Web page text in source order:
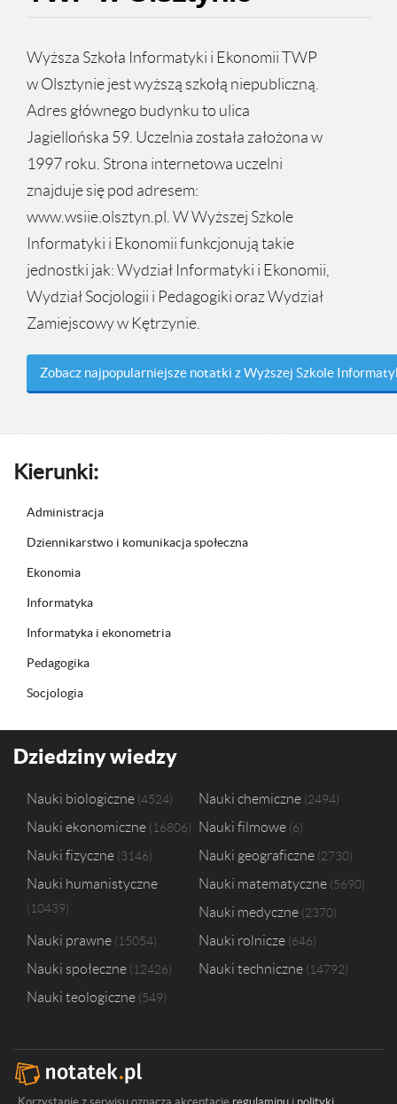
Wyższa Szkoła Informatyki i Ekonomii TWP
w Olsztynie jest wyższą szkołą niepubliczną.
Adres głównego budynku to ulica
Jagiellońska 59. Uczelnia została założona w
1997 roku. Strona internetowa uczelni
znajduje się pod adresem:
www.wsiie.olsztyn.pl. W Wyższej Szkole
Informatyki i Ekonomii funkcjonują takie
jednostki jak: Wydział Informatyki i Ekonomii,
Wydział Socjologii i Pedagogiki oraz Wydział
Zamiejscowy w Kętrzynie.
Zobacz najpopularniejsze notatki z Wyższej Szkole
Kierunki:
Administracja
Dziennikarstwo i komunikacja społeczna
Ekonomia
Informatyka
Informatyka i ekonometria
Pedagogika
Socjologia
Dziedziny wiedzy
Nauki biologiczne 4524 Nauki chemiczne 2494
Nauki ekonomiczne 16806 Nauki filmowe 6
Nauki fizyczne 3146 Nauki geograficzne 2730
Nauki humanistyczne
10439
Nauki matematyczne 5690
Nauki medyczne 2370
Nauki prawne 15054 Nauki rolnicze 646
Nauki społeczne 12426 Nauki techniczne 14792
Nauki teologiczne 549